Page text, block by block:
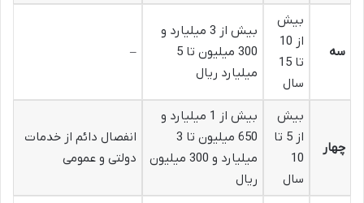
سه
بیش
از 10
تا 15
سال
بیش از 3 میلیارد و
300 میلیون تا 5
میلیارد ریال
–
چهار
بیش
از 5 تا
10
سال
بیش از 1 میلیارد و
650 میلیون تا 3
میلیارد و 300 میلیون
ریال
انفصال دائم از خدمات
دولتی و عمومی